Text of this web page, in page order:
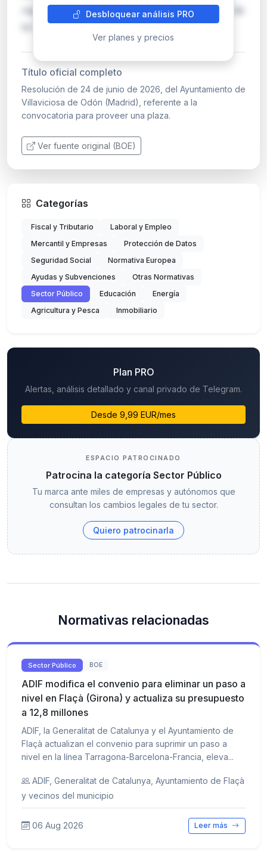
reguladoras se publicaron en el Boletín Oficial de
la Comunidad de Madrid núm. 148, de …
Desbloquear análisis PRO
Ver planes y precios
Título oficial completo
Resolución de 24 de junio de 2026, del Ayuntamiento de
Villaviciosa de Odón (Madrid), referente a la
convocatoria para proveer una plaza.
Ver fuente original (BOE)
Categorías
Fiscal y Tributario
Laboral y Empleo
Mercantil y Empresas
Protección de Datos
Seguridad Social
Normativa Europea
Ayudas y Subvenciones
Otras Normativas
Sector Público
Educación
Energía
Agricultura y Pesca
Inmobiliario
Plan PRO
Alertas, análisis detallado y canal privado de Telegram.
Desde 9,99 EUR/mes
ESPACIO PATROCINADO
Patrocina la categoría Sector Público
Tu marca ante miles de empresas y autónomos que
consultan los cambios legales de tu sector.
Quiero patrocinarla
Normativas relacionadas
Sector Público BOE
ADIF modifica el convenio para eliminar un paso a
nivel en Flaçà (Girona) y actualiza su presupuesto
a 12,8 millones
ADIF, la Generalitat de Catalunya y el Ayuntamiento de
Flaçà actualizan el convenio para suprimir un paso a
nivel en la línea Tarragona-Barcelona-Francia, eleva...
ADIF, Generalitat de Catalunya, Ayuntamiento de Flaçà
y vecinos del municipio
06 Aug 2026 Leer más